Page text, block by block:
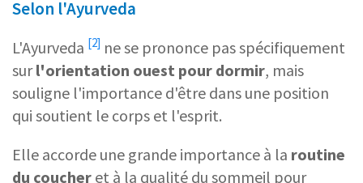
Selon l'Ayurveda
L'Ayurveda [2] ne se prononce pas spécifiquement
surl'orientation ouest pour dormir, mais
souligne l'importance d'être dans une position
qui soutient le corps et l'esprit.
Elle accorde une grande importance à la routine
du coucher et à la qualité du sommeil pour